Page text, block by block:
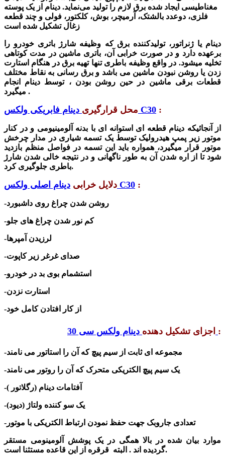
مغناطیسی ایجاد شده برق لازم را تولید می‌نماید. دینام از یک پوسته
فلزی، دوعدد بالشتک، آرمیچر، بوش، کلکتور، فولی و چند قطعه
زغال تشکیل شده است
دینامیاژنراتور، تولیدکننده برق که وظیفه شارژ باتری خودرو را
برعهده دارد و در صورت خرابی آن، باتری ماشین در مدت کوتاهی
تخلیه میشود. در واقع وظیفه باطری تنها تهیه برق در هنگام استارت
زدن یا روشن نبودن ماشین می باشد و برق رسانی به نقاط مختلف
قطعات برقی ماشین در حین روشن بودن ، توسط دینام
انجام
میگیرد .
محل قرارگیری دینام فابریکی ولکس C30 :
از آنجائیکه دینامقطعه ای استوانه ای با بدنه آلومینیومی و در کنار
موتور زیر پمپ هیدرولیک توسط یک تسمه شیاری در مدار چرخش
موتور قرار میگیرد، همواره باید این تسمه در فواصل منظم بازدید
شود تا از اره شدن آن به طور ناگهانی و در نتیجه خالی شدن شارژ
باطری جلوگیری کرد.
دلایل خرابی دینام اصلی ولکس C30 :
-روشن شدن چراغ روی داشبورد
-کم نور شدن چراغ های جلو
-لرزیدن آمپرها
-صدای غرغر زیر کاپوت
-استارت نزدن
-از کار افتادن کامل خود
اجزای تشکیل دهنده دینام ولکس سی 30 :
-مجموعه ای ثابت از سیم پیچ که آن را استاتور می نامند
-یک سیم پیچ الکتریکی متحرک که آن را روتور می نامند
-آفتامات دینام (رگلاتور )
-یک سو کننده ولتاژ (دیود)
-تعدادی جاروبک جهت حفظ نمودن ارتباط الکتریکی با موتور
موارد بیان شده در بالا همگی در یک پوشش آلومینومی مستقر
گردیده اند . البته قرقره از این قاعده مستثنا است.